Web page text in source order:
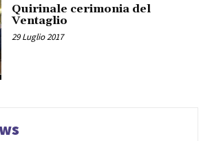
Quirinale cerimonia del
Ventaglio
29 Luglio 2017